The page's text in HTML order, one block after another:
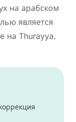
на арабском
является
на Thurayya.